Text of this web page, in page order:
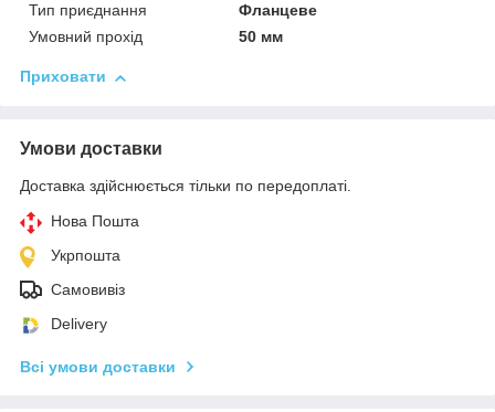
Тип приєднання
Фланцеве
Умовний прохід
50 мм
Приховати
Умови доставки
Доставка здійснюється тільки по передоплаті.
Нова Пошта
Укрпошта
Самовивіз
Delivery
Всі умови доставки